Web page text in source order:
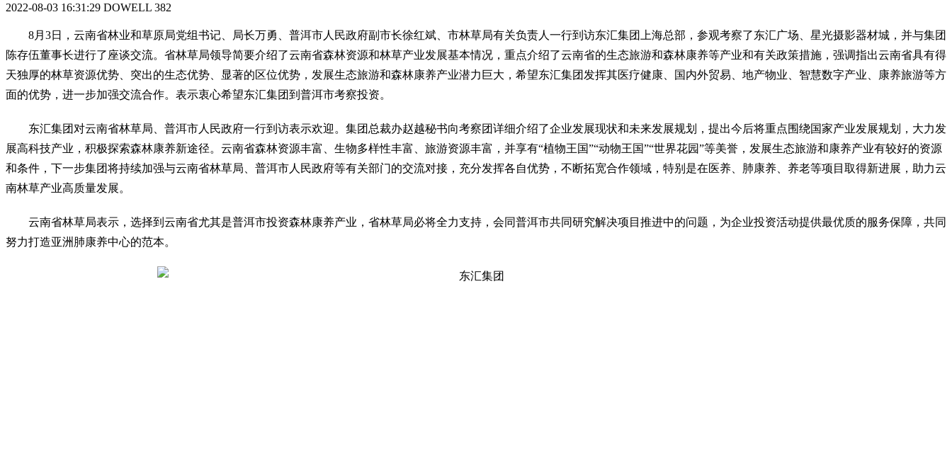
2022-08-03 16:31:29 DOWELL 382
8月3日，云南省林业和草原局党组书记、局长万勇、普洱市人民政府副市长徐红斌、市林草局有关负责人一行到访东汇集团上海总部，参观考察了东汇广场、星光摄影器材城，并与集团
陈存伍董事长进行了座谈交流。省林草局领导简要介绍了云南省森林资源和林草产业发展基本情况，重点介绍了云南省的生态旅游和森林康养等产业和有关政策措施，强调指出云南省具有得
天独厚的林草资源优势、突出的生态优势、显著的区位优势，发展生态旅游和森林康养产业潜力巨大，希望东汇集团发挥其医疗健康、国内外贸易、地产物业、智慧数字产业、康养旅游等方
面的优势，进一步加强交流合作。表示衷心希望东汇集团到普洱市考察投资。
东汇集团对云南省林草局、普洱市人民政府一行到访表示欢迎。集团总裁办赵越秘书向考察团详细介绍了企业发展现状和未来发展规划，提出今后将重点围绕国家产业发展规划，大力发
展高科技产业，积极探索森林康养新途径。云南省森林资源丰富、生物多样性丰富、旅游资源丰富，并享有“植物王国”“动物王国”“世界花园”等美誉，发展生态旅游和康养产业有较好的资源
和条件，下一步集团将持续加强与云南省林草局、普洱市人民政府等有关部门的交流对接，充分发挥各自优势，不断拓宽合作领域，特别是在医养、肺康养、养老等项目取得新进展，助力云
南林草产业高质量发展。
云南省林草局表示，选择到云南省尤其是普洱市投资森林康养产业，省林草局必将全力支持，会同普洱市共同研究解决项目推进中的问题，为企业投资活动提供最优质的服务保障，共同
努力打造亚洲肺康养中心的范本。